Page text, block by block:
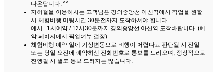
나온답니다. ^^
지하철을 이용하시는 고객님은 경의중앙선 아신역에서 픽업을 원할
시 체험비행 미팅시간 30분전까지 도착하셔야 합니다.
예시 : 1시예약 / 12시30분까지 경의중앙선 아신역 도착바랍니다. (예
약 페이지에서 픽업여부 결정)
체험비행 예약 일에 기상변동으로 비행이 어렵다고 판단될 시 전일
또는 당일 오전에 예약하신 전화번호로 통보를 드리오며, 정상적으로
진행될 시 별도 통보 드리지는 않습니다.